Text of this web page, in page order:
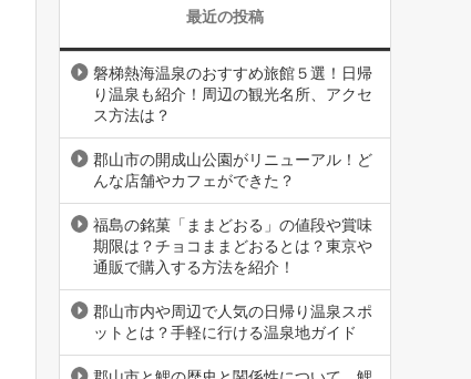
最近の投稿
磐梯熱海温泉のおすすめ旅館５選！日帰
り温泉も紹介！周辺の観光名所、アクセ
ス方法は？
郡山市の開成山公園がリニューアル！ど
んな店舗やカフェができた？
福島の銘菓「ままどおる」の値段や賞味
期限は？チョコままどおるとは？東京や
通販で購入する方法を紹介！
郡山市内や周辺で人気の日帰り温泉スポ
ットとは？手軽に行ける温泉地ガイド